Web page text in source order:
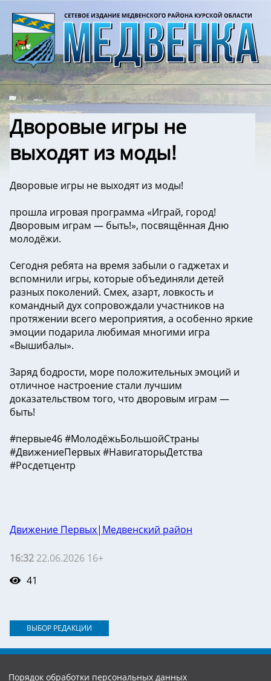
Дворовые игры не
выходят из моды!
Дворовые игры не выходят из моды!
прошла игровая программа «Играй, город!
Дворовым играм — быть!», посвящённая Дню
молодёжи.
Сегодня ребята на время забыли о гаджетах и
вспомнили игры, которые объединяли детей
разных поколений. Смех, азарт, ловкость и
командный дух сопровождали участников на
протяжении всего мероприятия, а особенно яркие
эмоции подарила любимая многими игра
«Вышибалы».
Заряд бодрости, море положительных эмоций и
отличное настроение стали лучшим
доказательством того, что дворовым играм —
быть!
#первые46 #МолодёжьБольшойСтраны
#ДвижениеПервых #НавигаторыДетства
#Росдетцентр
Движение Первых|Медвенский район
16:32 22.06.2026 16+
41
ВЫБОР РЕДАКЦИИ
Порядок обработки персональных данных